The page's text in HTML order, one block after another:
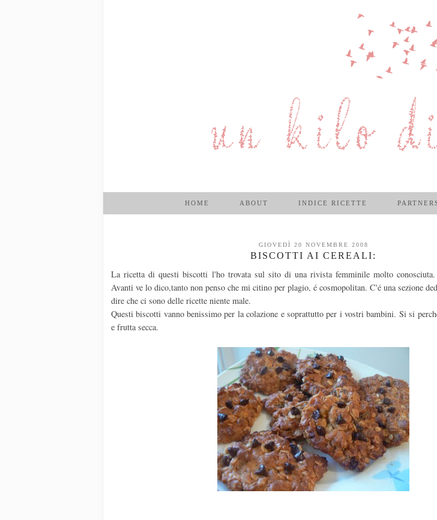
HOME ABOUT INDICE RICETTE
GIOVEDÌ 20 NOVEMBRE 2008
BISCOTTI AI CEREALI:
La ricetta di questi biscotti l'ho trovata sul sito di una rivista femminile molto
Avanti ve lo dico,tanto non penso che mi citino per plagio, é cosmopolitan. C'é una sezione
dire che ci sono delle ricette niente male.
Questi biscotti vanno benissimo per la colazione e soprattutto per i vostri bambini. Si si
e frutta secca.